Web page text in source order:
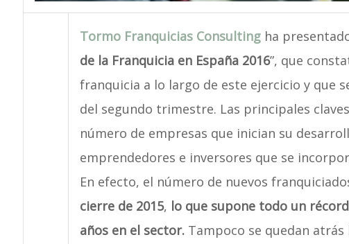
Tormo Franquicias Consultingha
de la Franquicia en España 2016”, que
franquicia a lo largo de este ejercicio y que
del segundo trimestre. Las principales
número de empresas que inician su
emprendedores e inversores que se
En efecto, el número de nuevos
cierre de 2015, lo que supone todo un
años en el sector.Tampoco se quedan atrás